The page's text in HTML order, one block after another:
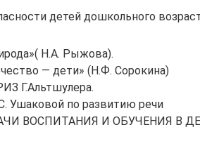
детей дошкольного
Н.А. Рыжова).
— дети» (Н.Ф. Сорокина)
Г.Альтшулера.
Ушаковой по развитию речи
ВОСПИТАНИЯ И ОБУЧЕНИЯ В